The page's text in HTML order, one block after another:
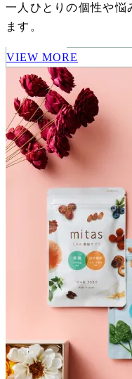
一人ひとりの個性や悩
ます。
VIEW MORE